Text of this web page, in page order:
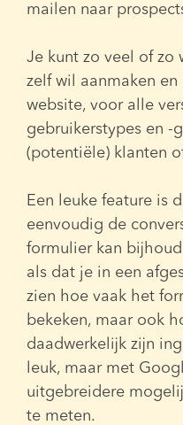
mailen naar
Je kunt zo veel of zo
zelf wil aanmaken
website, voor alle
gebruikerstypes en -
(potentiële) klanten
Een leuke feature is
eenvoudig de
formulier kan
als dat je in een
zien hoe vaak het
bekeken, maar ook
daadwerkelijk zijn
leuk, maar met
uitgebreidere
te meten.